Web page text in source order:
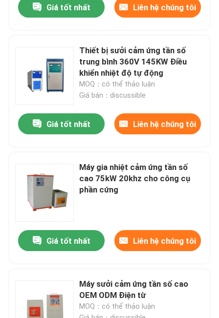
Các sản phẩm
Tham quan nhà máy
Liên hệ chúng tôi
Lò hơi sưởi điện
Lò hơi điện treo tường
Giá tốt nhất Liên hệ chúng tôi
Thiết bị sưởi cảm ứng tần số
trung bình 360V 145KW Điều
khiển nhiệt độ tự động
MOQ：có thể thảo luận
Giá bán：discussible
Giá tốt nhất Liên hệ chúng tôi
Máy gia nhiệt cảm ứng tần số
cao 75kW 20khz cho công cụ
phần cứng
Giá tốt nhất Liên hệ chúng tôi
Máy sưởi cảm ứng tần số cao
OEM ODM Điện từ
MOQ：có thể thảo luận